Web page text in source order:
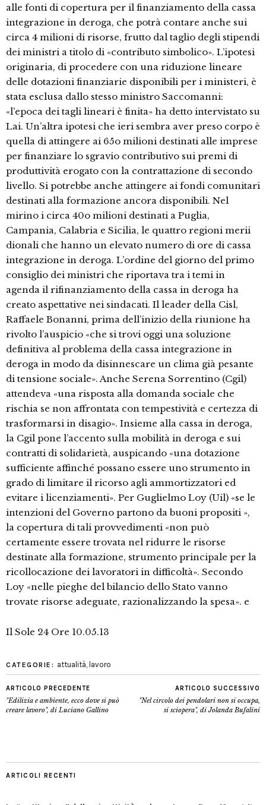
alle fonti di copertura per il finanziamento della cassa
integrazione in deroga, che potrà contare anche sui
circa 4 milioni di risorse, frutto dal taglio degli stipendi
dei ministri a titolo di «contributo simbolico». L’ipotesi
originaria, di procedere con una riduzione lineare
delle dotazioni finanziarie disponibili per i ministeri, è
stata esclusa dallo stesso ministro Saccomanni:
«l’epoca dei tagli lineari è finita» ha detto intervistato su
Lai. Un’altra ipotesi che ieri sembra aver preso corpo è
quella di attingere ai 65o milioni destinati alle imprese
per finanziare lo sgravio contributivo sui premi di
produttività erogato con la contrattazione di secondo
livello. Si potrebbe anche attingere ai fondi comunitari
destinati alla formazione ancora disponibili. Nel
mirino i circa 40o milioni destinati a Puglia,
Campania, Calabria e Sicilia, le quattro regioni merii
dionali che hanno un elevato numero di ore di cassa
integrazione in deroga. L’ordine del giorno del primo
consiglio dei ministri che riportava tra i temi in
agenda il rifinanziamento della cassa in deroga ha
creato aspettative nei sindacati. Il leader della Cisl,
Raffaele Bonanni, prima dell’inizio della riunione ha
rivolto l’auspicio «che si trovi oggi una soluzione
definitiva al problema della cassa integrazione in
deroga in modo da disinnescare un clima già pesante
di tensione sociale». Anche Serena Sorrentino (Cgil)
attendeva «una risposta alla domanda sociale che
rischia se non affrontata con tempestività e certezza di
trasformarsi in disagio». Insieme alla cassa in deroga,
la Cgil pone l’accento sulla mobilità in deroga e sui
contratti di solidarietà, auspicando «una dotazione
sufficiente affinché possano essere uno strumento in
grado di limitare il ricorso agli ammortizzatori ed
evitare i licenziamenti». Per Guglielmo Loy (Uil) «se le
intenzioni del Governo partono da buoni propositi »,
la copertura di tali provvedimenti «non può
certamente essere trovata nel ridurre le risorse
destinate alla formazione, strumento principale per la
ricollocazione dei lavoratori in difficoltà». Secondo
Loy «nelle pieghe del bilancio dello Stato vanno
trovate risorse adeguate, razionalizzando la spesa». e
Il Sole 24 Ore 10.05.13
CATEGORIE: attualità, lavoro
ARTICOLO PRECEDENTE
"Edilizia e ambiente, ecco dove si può
creare lavoro", di Luciano Gallino
ARTICOLO SUCCESSIVO
"Nel circolo dei pendolari non si occupa,
si sciopera", di Jolanda Bufalini
ARTICOLI RECENTI